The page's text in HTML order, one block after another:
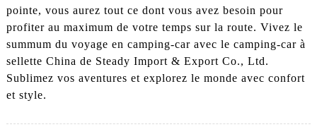
pointe, vous aurez tout ce dont vous avez besoin pour
profiter au maximum de votre temps sur la route. Vivez le
summum du voyage en camping-car avec le camping-car à
sellette China de Steady Import & Export Co., Ltd.
Sublimez vos aventures et explorez le monde avec confort
et style.